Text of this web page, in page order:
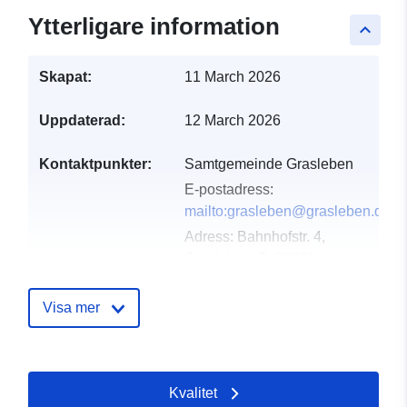
keyboard_arrow_up
Ytterligare information
Skapat: 11 March 2026
Uppdaterad: 12 March 2026
Kontaktpunkter:
Samtgemeinde Grasleben
E-postadress:
mailto:grasleben@grasleben.de
Adress: Bahnhofstr. 4,
Läggs till i data.europa.eu:
Visa mer
Kvalitet